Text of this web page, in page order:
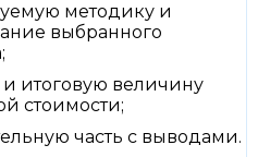
методику и
выбранного
и итоговую величину
стоимости;
часть с выводами.